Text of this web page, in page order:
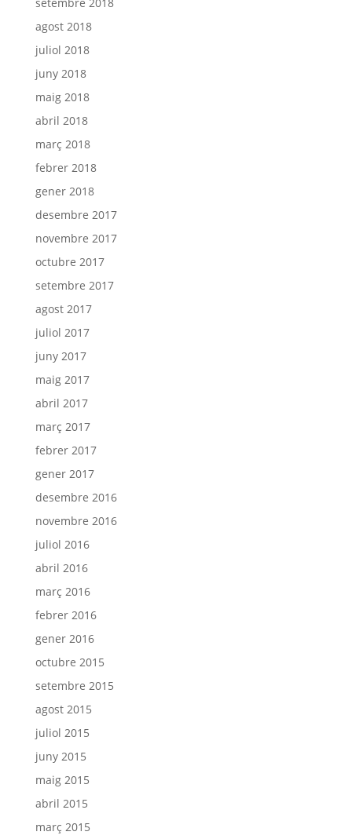
setembre 2018
agost 2018
juliol 2018
juny 2018
maig 2018
abril 2018
març 2018
febrer 2018
gener 2018
desembre 2017
novembre 2017
octubre 2017
setembre 2017
agost 2017
juliol 2017
juny 2017
maig 2017
abril 2017
març 2017
febrer 2017
gener 2017
desembre 2016
novembre 2016
juliol 2016
abril 2016
març 2016
febrer 2016
gener 2016
octubre 2015
setembre 2015
agost 2015
juliol 2015
juny 2015
maig 2015
abril 2015
març 2015